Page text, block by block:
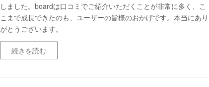
しました。boardは口コミでご紹介いただくことが非常に多く、こ
こまで成長できたのも、ユーザーの皆様のおかげです。本当にあり
がとうございます。
続きを読む